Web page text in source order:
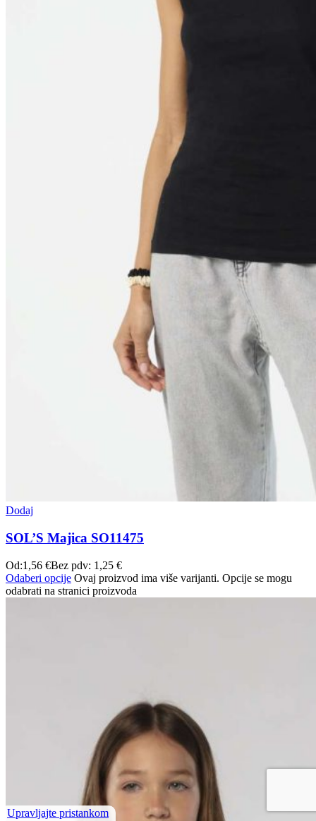
Dodaj
SOL’S Majica SO11475
Od:1,56 €Bez pdv: 1,25 €
Odaberi opcije Ovaj proizvod ima više varijanti. Opcije se mogu
odabrati na stranici proizvoda
Upravljajte pristankom